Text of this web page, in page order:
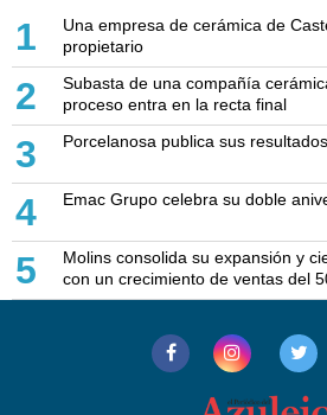
1
Una empresa de cerámica de
propietario
2
Subasta de una compañía
proceso entra en la recta final
3 Porcelanosa publica sus
4 Emac Grupo celebra su doble
5
Molins consolida su expansión y
con un crecimiento de ventas del